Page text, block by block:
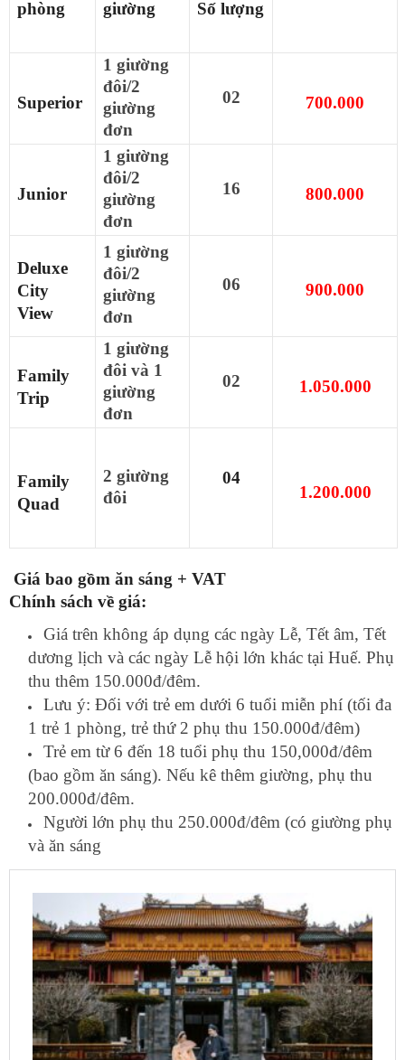
phòng giường Số lượng
Superior
1 giường
đôi/2
giường
đơn
02 700.000
Junior
1 giường
đôi/2
giường
đơn
16 800.000
Deluxe
City
View
1 giường
đôi/2
giường
đơn
06 900.000
Family
Trip
1 giường
đôi và 1
giường
đơn
02 1.050.000
Family
Quad
2 giường
đôi
04
1.200.000
Giá bao gồm ăn sáng + VAT
Chính sách về giá:
Giá trên không áp dụng các ngày Lễ, Tết âm, Tết
dương lịch và các ngày Lễ hội lớn khác tại Huế. Phụ
thu thêm 150.000đ/đêm.
Lưu ý: Đối với trẻ em dưới 6 tuổi miễn phí (tối đa
1 trẻ 1 phòng, trẻ thứ 2 phụ thu 150.000đ/đêm)
Trẻ em từ 6 đến 18 tuổi phụ thu 150,000đ/đêm
(bao gồm ăn sáng). Nếu kê thêm giường, phụ thu
200.000đ/đêm.
Người lớn phụ thu 250.000đ/đêm (có giường phụ
và ăn sáng